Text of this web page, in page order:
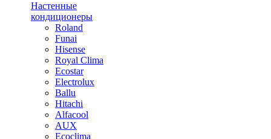
Настенные
кондиционеры
Roland
Funai
Hisense
Royal Clima
Ecostar
Electrolux
Ballu
Hitachi
Alfacool
AUX
Ecoclima